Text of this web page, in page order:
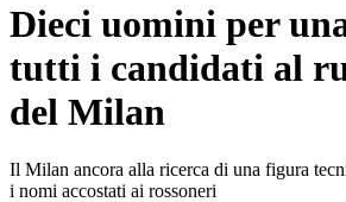
Dieci uomini per
tutti i candidati al
del Milan
Il Milan ancora alla ricerca di una figura
i nomi accostati ai rossoneri